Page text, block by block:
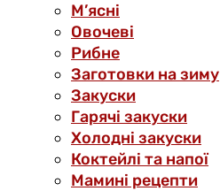
М’ясні
Овочеві
Рибне
Заготовки на зиму
Закуски
Гарячі закуски
Холодні закуски
Коктейлі та напої
Мамині рецепти